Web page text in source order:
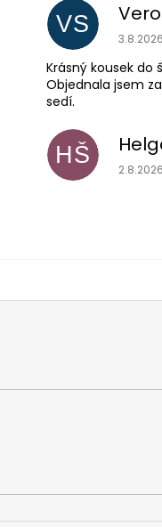
VS
3.8.2026
Krásný kousek do
Objednala jsem
sedí.
HŠ
2.8.2026